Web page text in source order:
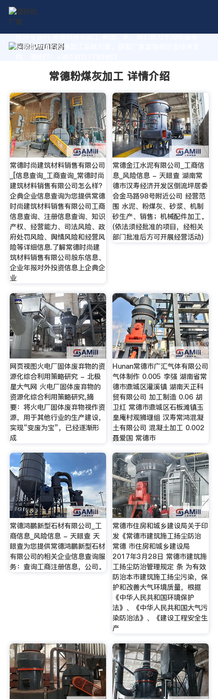
作为专业的 常德粉煤灰加工 制造厂家，我们致力于为您量身
定制高价值的粉体加工系统方案。获取厂家直销报价及技术支
常德粉煤灰加工 详情介绍
常德时尚建筑材料销售有限公司
_[信息查询_工商查询_常德时尚
建筑材料销售有限公司怎么样?
企典企业信息查询为您提供常德
时尚建筑材料销售有限公司工商
信息查询、注册信息查询、知识
产权、经营能力、司法风险、政
府处罚风险、舆情风险和经营风
险等详细信息.了解常德时尚建
筑材料销售有限公司股东信息、
企业年报对外投资信息上企典企
业
常德金江水泥有限公司_工商信
息_风险信息 - 天眼查 湖南常
德市汉寿经济开发区倒流坪居委
会金马路98号附近公司 经营范
围 水泥、粉煤灰、砂浆、机制
砂生产、销售；机械配件加工。
(依法须经批准的项目，经相关
部门批准后方可开展经营活动)
网页视图火电厂固体废弃物的资
源化综合利用策略研究 - 北极
星大气网 火电厂固体废弃物的
资源化综合利用策略研究,摘
要：将火电厂固体废弃物视作资
源，用于其他行业的生产建设，
实现“变废为宝”，已经逐渐形
成
Hunan常德市广汇气体有限公司
气体制作 0.005 李强 湖南省常
德市鼎城区灌溪镇 湖南天正科
贸有限公司 加工制造 0.06 胡
卫红 常德市鼎城区石板滩镇玉
皇庵村观狮堰组 汉寿常鸿混凝
土有限公司 混凝土加工 0.002
聂爱国 常德市
常德鸿鹏新型石材有限公司_工
商信息_风险信息 - 天眼查 天
眼查为您提供常德鸿鹏新型石材
有限公司的相关企业信息查询服
务：查询工商注册信息，公司。
常德市住房和城乡建设局关于印
发《常德市建筑施工扬尘防治
常德 市住房和城乡建设局
2017年3月28日 常德市建筑施
工扬尘防治管理规定 条 为有效
防治本市建筑施工扬尘污染，保
护和改善大气环境质量，根据
《中华人民共和国环境保护
法》、《中华人民共和国大气污
染防治法》、《建设工程安全生
产